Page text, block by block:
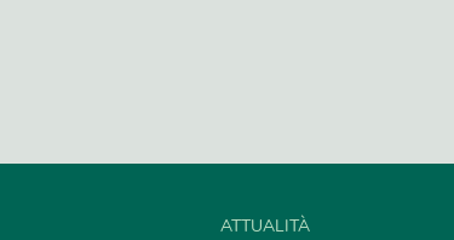
ATTUALITÀ